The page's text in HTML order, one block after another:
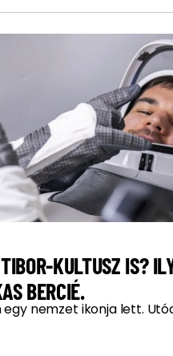
KULTUSZ IS?
BERCIÉ.
nemzet ikonja lett.